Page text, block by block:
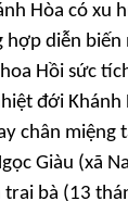
Hòa có xu
diễn biến
Hồi sức
đới Khánh
chân miệng
Giàu (xã
bà (13